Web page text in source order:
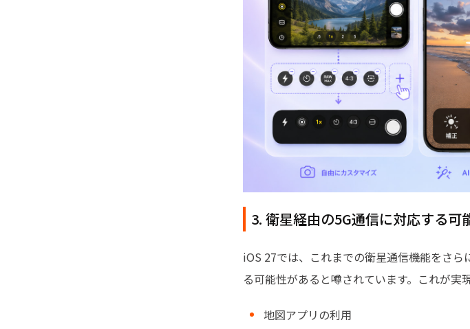
3. 衛星経由の5G通信に対応する可
iOS 27では、これまでの衛星通信機能をさら
る可能性があると噂されています。これが実
地図アプリの利用